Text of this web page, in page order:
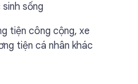
sống
tiện công cộng, xe
tiện cá nhân khác